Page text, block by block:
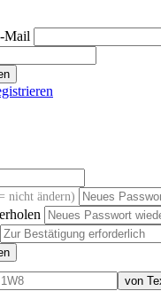
Mail
nicht ändern)
von